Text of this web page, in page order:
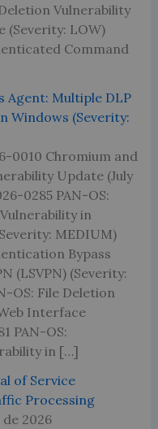
Vulnerability
(Severity: LOW)
Command
Agent: Multiple DLP
Windows (Severity:
0010 Chromium and
Update (July
0285 PAN-OS:
in
MEDIUM)
Bypass
(LSVPN) (Severity:
OS: File Deletion
Interface
PAN-OS:
in […]
of Service
Processing
2026